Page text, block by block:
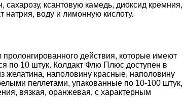
ксантовую камедь, диоксид кремния,
натрия, воду и лимонную кислоту.
пролонгированного действия, которые имеют
по 10 штук. Колдакт Флю Плюс доступен в
желатина, наполовину красные, наполовину
пеллетами, упакованные по 10-100 штук,
вязкая, оранжевая, с характерным